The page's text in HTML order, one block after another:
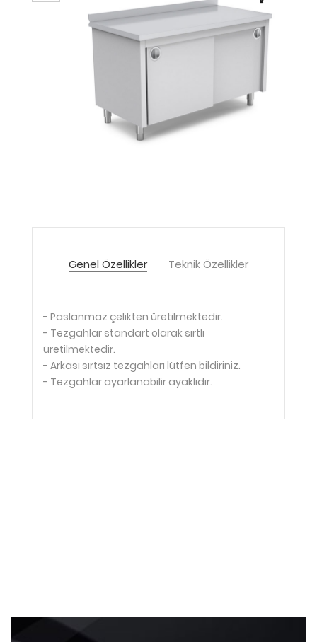
Genel Özellikler Teknik Özellikler
- Paslanmaz çelikten üretilmektedir.
- Tezgahlar standart olarak sırtlı
üretilmektedir.
- Arkası sırtsız tezgahları lütfen bildiriniz.
- Tezgahlar ayarlanabilir ayaklıdır.